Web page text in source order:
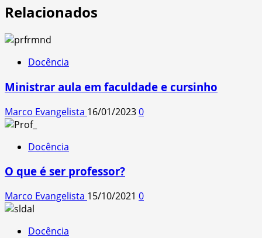
Relacionados
Docência
Ministrar aula em faculdade e cursinho
Marco Evangelista 16/01/20230
Docência
O que é ser professor?
Marco Evangelista 15/10/2021 0
Docência